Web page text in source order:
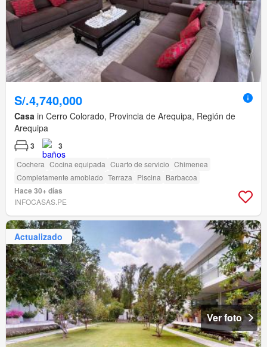
S/.4,740,000
Casa in Cerro Colorado, Provincia de Arequipa, Región de
Arequipa
3 3
Cochera Cocina equipada Cuarto de servicio Chimenea
Completamente amoblado Terraza Piscina Barbacoa
Hace 30+ días
INFOCASAS.PE
Actualizado
Ver foto